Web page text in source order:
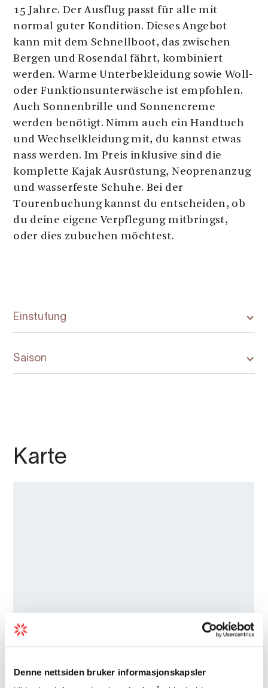
Denne nettsiden bruker informasjonskapsler
15 Jahre. Der Ausflug passt für alle mit
normal guter Kondition. Dieses Angebot
kann mit dem Schnellboot, das zwischen
Bergen und Rosendal fährt, kombiniert
werden. Warme Unterbekleidung sowie Woll-
oder Funktionsunterwäsche ist empfohlen.
Auch Sonnenbrille und Sonnencreme
werden benötigt. Nimm auch ein Handtuch
und Wechselkleidung mit, du kannst etwas
nass werden. Im Preis inklusive sind die
komplette Kajak Ausrüstung, Neoprenanzug
und wasserfeste Schuhe. Bei der
Tourenbuchung kannst du entscheiden, ob
du deine eigene Verpflegung mitbringst,
oder dies zubuchen möchtest.
Einstufung
Saison
Karte